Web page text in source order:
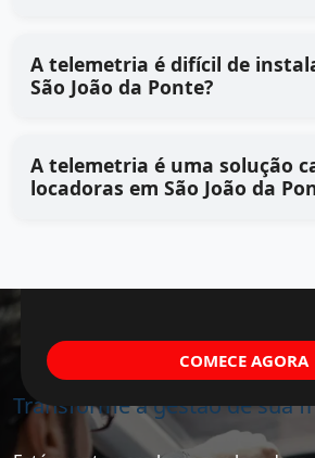
A telemetria é difícil de
São João da Ponte?
A telemetria é uma solução
locadoras em São João da
Transforme a gestão de sua
COMECE AGORA